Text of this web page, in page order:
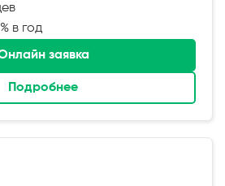
в год
заявка
Подробнее